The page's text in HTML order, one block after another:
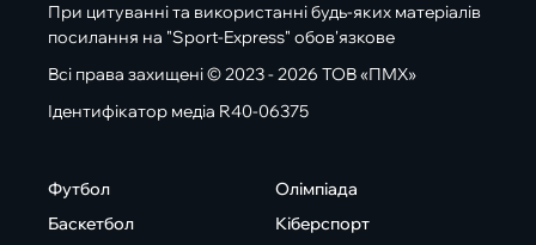
При цитуванні та використанні будь-яких матеріалів
посилання на "Sport-Express" обов'язкове
Всі права захищені © 2023 - 2026 ТОВ «ПМХ»
Ідентифікатор медіа R40-06375
Футбол
Баскетбол
Олімпіада
Кіберспорт